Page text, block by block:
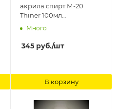
акрила спирт М-20
Thiner 100мл
Мастерская Мажор
Много
345 руб./шт
В корзину